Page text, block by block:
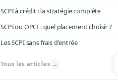
SCPI à crédit : la stratégie complète
SCPI ou OPCI : quel placement choisir ?
Les SCPI sans frais d'entrée
Tous les articles →